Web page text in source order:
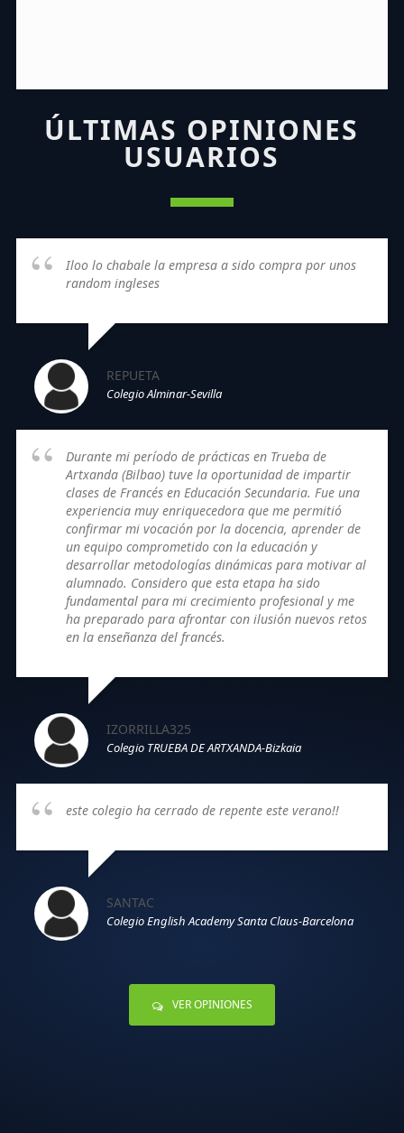
ÚLTIMAS OPINIONES
USUARIOS
Iloo lo chabale la empresa a sido compra por unos
random ingleses
REPUETA
Colegio Alminar-Sevilla
Durante mi período de prácticas en Trueba de
Artxanda (Bilbao) tuve la oportunidad de impartir
clases de Francés en Educación Secundaria. Fue una
experiencia muy enriquecedora que me permitió
confirmar mi vocación por la docencia, aprender de
un equipo comprometido con la educación y
desarrollar metodologías dinámicas para motivar al
alumnado. Considero que esta etapa ha sido
fundamental para mi crecimiento profesional y me
ha preparado para afrontar con ilusión nuevos retos
en la enseñanza del francés.
IZORRILLA325
Colegio TRUEBA DE ARTXANDA-Bizkaia
este colegio ha cerrado de repente este verano!!
SANTAC
Colegio English Academy Santa Claus-Barcelona
VER OPINIONES